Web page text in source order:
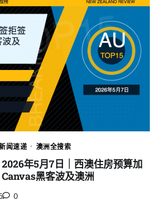
闻速递 澳洲全搜索
年5月7日｜西澳住房预算加
黑客波及澳洲
0